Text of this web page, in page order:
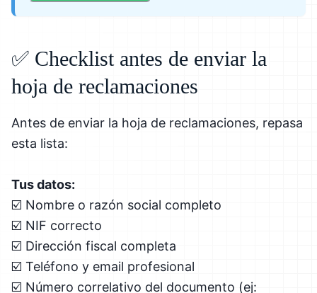
✅ Checklist antes de enviar la
hoja de reclamaciones
Antes de enviar la hoja de reclamaciones, repasa
esta lista:
Tus datos:
☑️ Nombre o razón social completo
☑️ NIF correcto
☑️ Dirección fiscal completa
☑️ Teléfono y email profesional
☑️ Número correlativo del documento (ej: